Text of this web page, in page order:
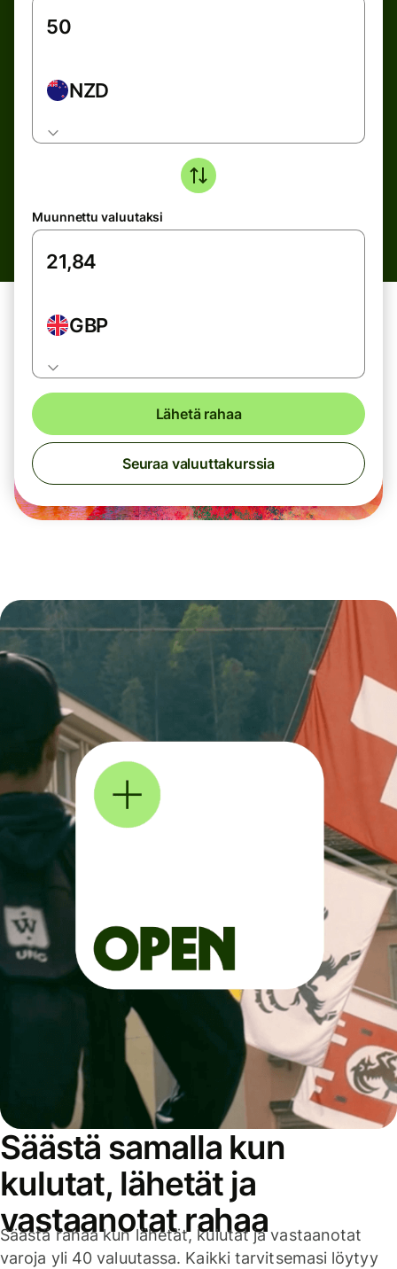
NZD
Muunnettu valuutaksi
GBP
Lähetä rahaa
Seuraa valuuttakurssia
Säästä samalla kun
kulutat, lähetät ja
vastaanotat rahaa
Säästä rahaa kun lähetät, kulutat ja vastaanotat
varoja yli 40 valuutassa. Kaikki tarvitsemasi löytyy